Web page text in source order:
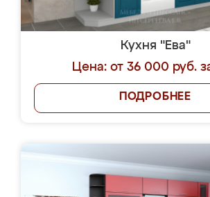
Кухня "Ева"
Цена: от 36 000 руб.
ПОДРОБНЕЕ